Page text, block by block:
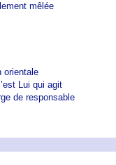
mêlée
orientale
Lui qui agit
de responsable